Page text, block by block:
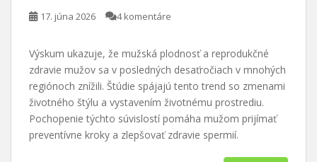
17. júna 2026 4 komentáre
Výskum ukazuje, že mužská plodnosť a reprodukčné
zdravie mužov sa v posledných desaťročiach v mnohých
regiónoch znížili. Štúdie spájajú tento trend so zmenami
životného štýlu a vystavením životnému prostrediu.
Pochopenie týchto súvislostí pomáha mužom prijímať
preventívne kroky a zlepšovať zdravie spermií.